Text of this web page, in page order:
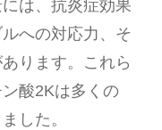
は、抗炎症効果
への対応力、そ
ります。これら
酸2Kは多くの
した。